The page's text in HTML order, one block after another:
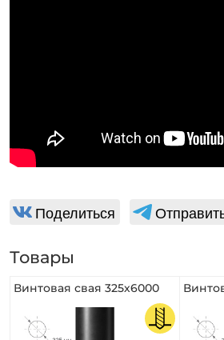
Поделиться
Товары
Винтовая свая 325х6000